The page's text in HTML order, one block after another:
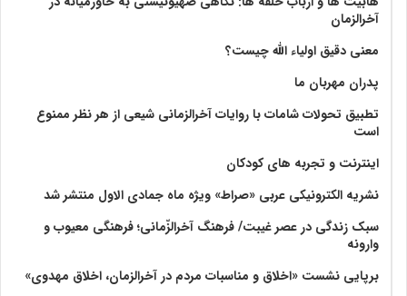
آخرالزمان
معنی دقیق اولیاء الله چیست؟
پدران مهربان ما
تطبیق تحولات شامات با روایات آخرالزمانی شیعی از هر نظر ممنوع
است
اینترنت و تجربه های کودکان
نشریه الکترونیکی عربی «صراط» ویژه ماه جمادی الاول منتشر شد
سبک زندگی در عصر غیبت/ فرهنگ آخرالزّمانی؛ فرهنگی معیوب و
وارونه
برپایی نشست «اخلاق و مناسبات مردم در آخرالزمان، اخلاق مهدوی»